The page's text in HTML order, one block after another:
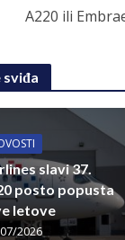
A220 ili
sviđa
slavi 37.
posto popusta
letove
2026